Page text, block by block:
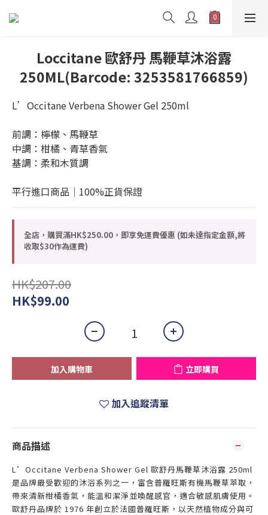
Loccitane 歐舒丹 馬鞭草沐浴露
250ML(Barcode: 3253581766859)
L’Occitane Verbena Shower Gel 250ml
前調：檸檬、馬鞭草
中調：柑橘、青草香氣
基調：柔和木質調
平行進口商品｜100%正貨保證
全店，購買滿HK$250.00，即享免運費優惠 (如未達指定金額,將
收取$30作為運費)
HK$207.00
HK$99.00
加入購物車 立即購買
加入追蹤清單
商品描述
L’Occitane Verbena Shower Gel 歐舒丹馬鞭草沐浴露 250ml
是品牌最受歡迎的沐浴系列之一，富含普羅旺斯有機馬鞭草萃取，
帶來清新柑橘香氣，能溫和潔淨並喚醒感官，適合敏感肌膚使用。
歐舒丹品牌於 1976 年創立於法國普羅旺斯，以天然植物成分與可